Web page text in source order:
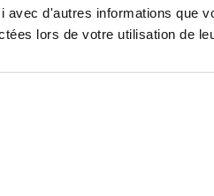
avec d'autres informations que
lors de votre utilisation de